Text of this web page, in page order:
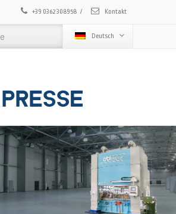
+39 0362 308958 / Kontakt
Deutsch